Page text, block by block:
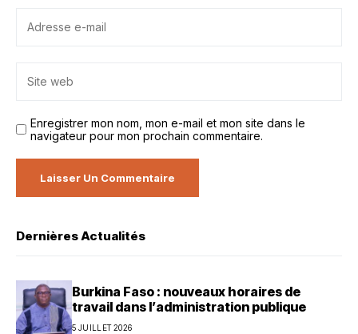
Enregistrer mon nom, mon e-mail et mon site dans le
navigateur pour mon prochain commentaire.
Dernières Actualités
Burkina Faso : nouveaux horaires de
travail dans l’administration publique
5 JUILLET 2026